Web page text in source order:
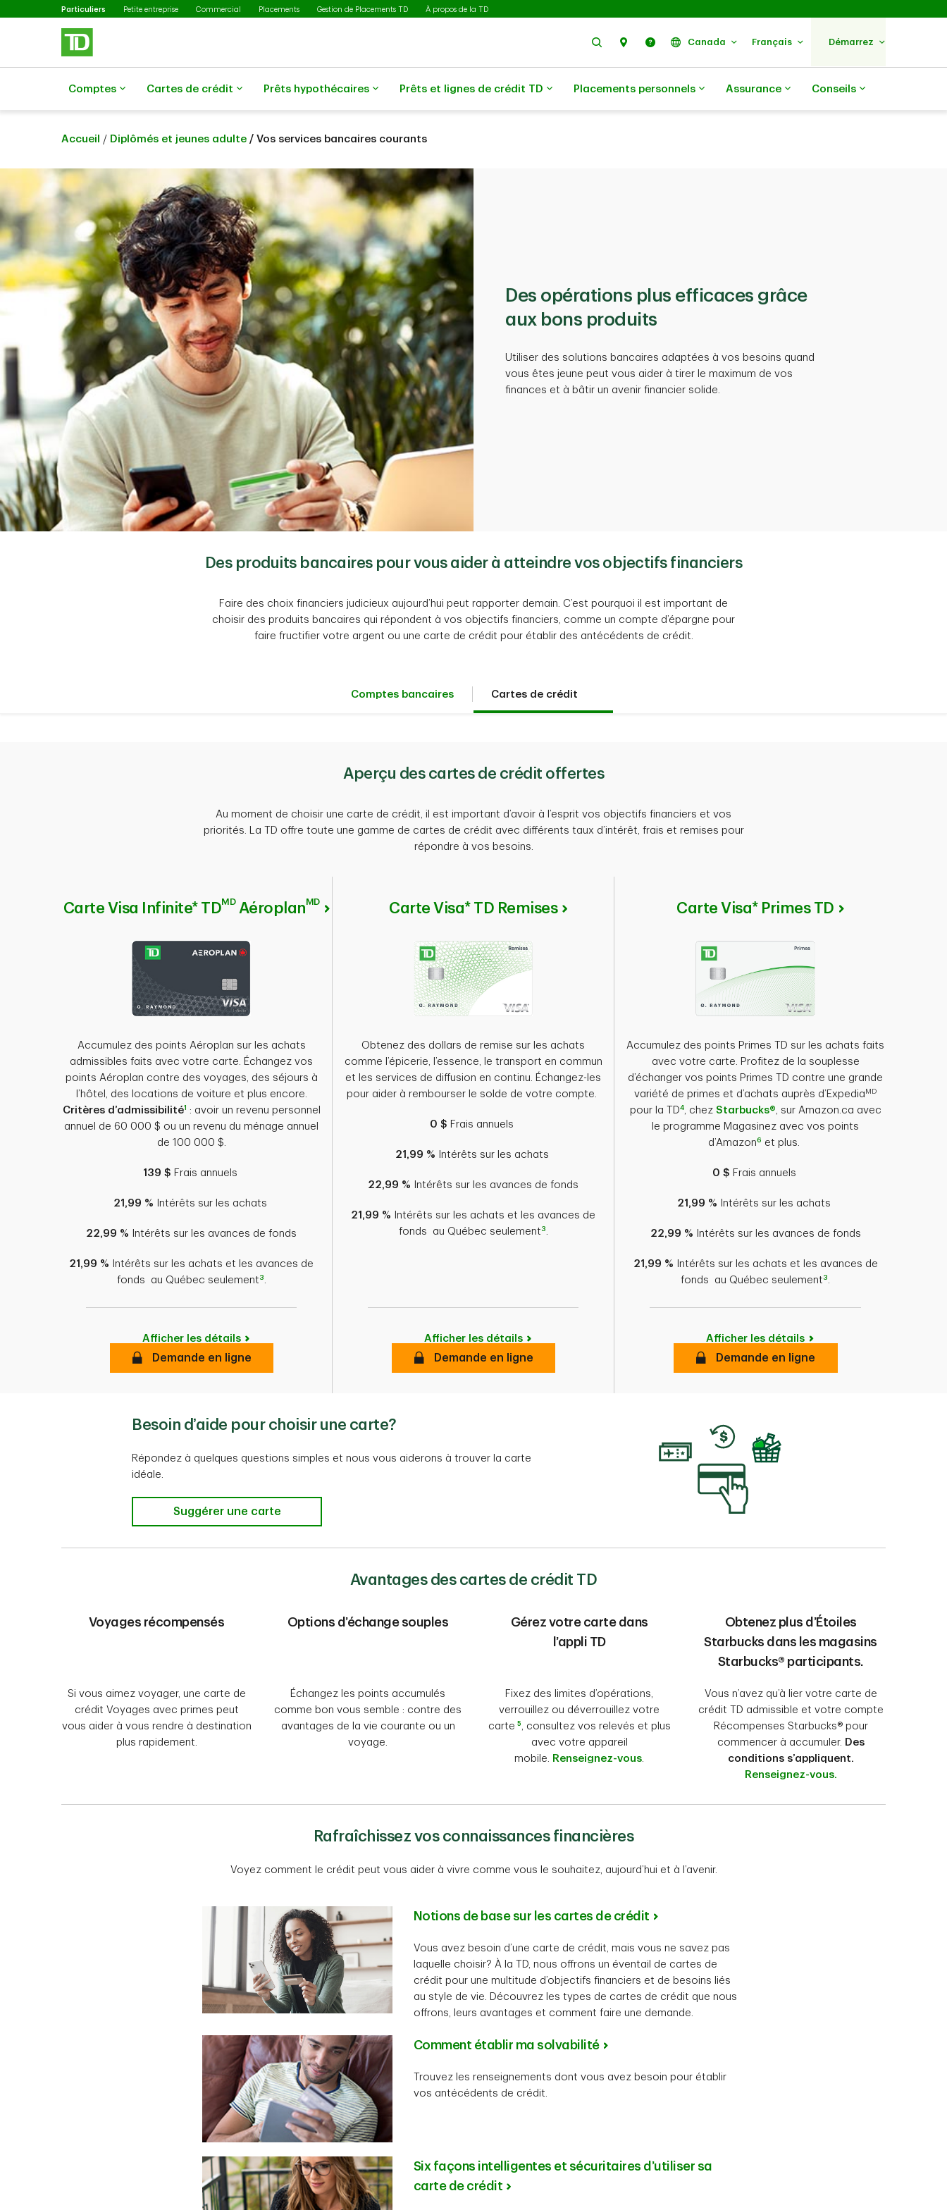
Passer au contenu principal
Particuliers Sélectionné
Petite entreprise Commercial Placements Gestion de Placements TD À propos de la TD
RechercherNous trouver
Aide Canada Français Démarrez
Comptes Cartes de crédit Prêts hypothécaires Prêts et lignes de crédit TD Placements personnels Assurance Conseils
Accueil / Diplômés et jeunes adulte / Vos services bancaires courants
Des opérations plus efficaces grâce
aux bons produits
Utiliser des solutions bancaires adaptées à vos besoins quand
vous êtes jeune peut vous aider à tirer le maximum de vos
finances et à bâtir un avenir financier solide.
Des produits bancaires pour vous aider à atteindre vos objectifs financiers
Faire des choix financiers judicieux aujourd’hui peut rapporter demain. C’est pourquoi il est important de
choisir des produits bancaires qui répondent à vos objectifs financiers, comme un compte d’épargne pour
faire fructifier votre argent ou une carte de crédit pour établir des antécédents de crédit.
Comptes bancaires Cartes de crédit
Aperçu des cartes de crédit offertes
Au moment de choisir une carte de crédit, il est important d’avoir à l’esprit vos objectifs financiers et vos
priorités. La TD offre toute une gamme de cartes de crédit avec différents taux d’intérêt, frais et remises pour
répondre à vos besoins.
Carte Visa Infinite* TDMDAéroplanMD
Accumulez des points Aéroplan sur les achats
admissibles faits avec votre carte. Échangez vos
points Aéroplan contre des voyages, des séjours à
l’hôtel, des locations de voiture et plus encore.
Critères d’admissibilité1
: avoir un revenu personnel
annuel de 60 000 $ ou un revenu du ménage annuel
de 100 000 $.
139 $ Frais annuels
21,99 % Intérêts sur les achats
22,99 % Intérêts sur les avances de fonds
21,99 % Intérêts sur les achats et les avances de
fonds au Québec seulement 3 .
Afficher les détails
Demande en ligne
Carte Visa* TD Remises
Obtenez des dollars de remise sur les achats
comme l’épicerie, l’essence, le transport en commun
et les services de diffusion en continu. Échangez-les
pour aider à rembourser le solde de votre compte.
0 $ Frais annuels
21,99 % Intérêts sur les achats
22,99 % Intérêts sur les avances de fonds
21,99 % Intérêts sur les achats et les avances de
fonds au Québec seulement 3 .
Afficher les détails
Sécurisé
Demande en ligne
Carte Visa* Primes TD
Accumulez des points Primes TD sur les achats faits
avec votre carte. Profitez de la souplesse
d’échanger vos points Primes TD contre une grande
variété de primes et d’achats auprès d’Expedia MD
pour la TD4, chez Starbucks®, sur Amazon.ca avec
le programme Magasinez avec vos points
d’Amazon6 et plus.
0 $ Frais annuels
21,99 % Intérêts sur les achats
22,99 % Intérêts sur les avances de fonds
21,99 % Intérêts sur les achats et les avances de
fonds au Québec seulement 3 .
Afficher les détails
SecureDemande en ligne
Besoin d’aide pour choisir une carte?
Répondez à quelques questions simples et nous vous aiderons à trouver la carte
idéale.
Besoin d’aide pour choisir une carte?
Suggérer une carte
Avantages des cartes de crédit TD
Voyages récompensés
Si vous aimez voyager, une carte de
crédit Voyages avec primes peut
vous aider à vous rendre à destination
plus rapidement.
Options d’échange souples
Échangez les points accumulés
comme bon vous semble : contre des
avantages de la vie courante ou un
voyage.
Gérez votre carte dans
l’appli TD
Fixez des limites d’opérations,
verrouillez ou déverrouillez votre
carte 5 , consultez vos relevés et plus
avec votre appareil
mobile. Renseignez-vous.
Obtenez plus d’Étoiles
Starbucks dans les magasins
Starbucks® participants.
Vous n’avez qu’à lier votre carte de
crédit TD admissible et votre compte
Récompenses Starbucks® pour
commencer à accumuler. Des
conditions s’appliquent.
Renseignez-vous.
Rafraîchissez vos connaissances financières
Voyez comment le crédit peut vous aider à vivre comme vous le souhaitez, aujourd’hui et à l’avenir.
Notions de base sur les cartes de crédit
Vous avez besoin d’une carte de crédit, mais vous ne savez pas
laquelle choisir? À la TD, nous offrons un éventail de cartes de
crédit pour une multitude d’objectifs financiers et de besoins liés
au style de vie. Découvrez les types de cartes de crédit que nous
offrons, leurs avantages et comment faire une demande.
Comment établir ma solvabilité
Trouvez les renseignements dont vous avez besoin pour établir
vos antécédents de crédit.
Six façons intelligentes et sécuritaires d’utiliser sa
carte de crédit